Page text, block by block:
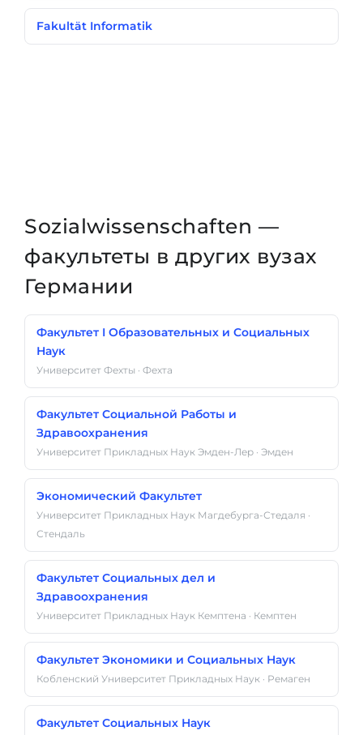
Fakultät Informatik
Sozialwissenschaften —
факультеты в других вузах
Германии
Факультет I Образовательных и Социальных
Наук
Университет Фехты · Фехта
Факультет Социальной Работы и
Здравоохранения
Университет Прикладных Наук Эмден-Лер · Эмден
Экономический Факультет
Университет Прикладных Наук Магдебурга-Стедаля ·
Стендаль
Факультет Социальных дел и
Здравоохранения
Университет Прикладных Наук Кемптена · Кемптен
Факультет Экономики и Социальных Наук
Кобленский Университет Прикладных Наук · Ремаген
Факультет Социальных Наук